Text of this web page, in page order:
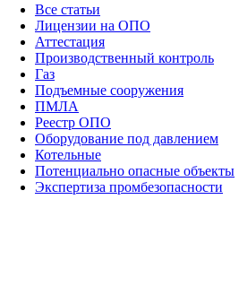
Все статьи
Лицензии на ОПО
Аттестация
Производственный контроль
Газ
Подъемные сооружения
ПМЛА
Реестр ОПО
Оборудование под давлением
Котельные
Потенциально опасные объекты
Экспертиза промбезопасности